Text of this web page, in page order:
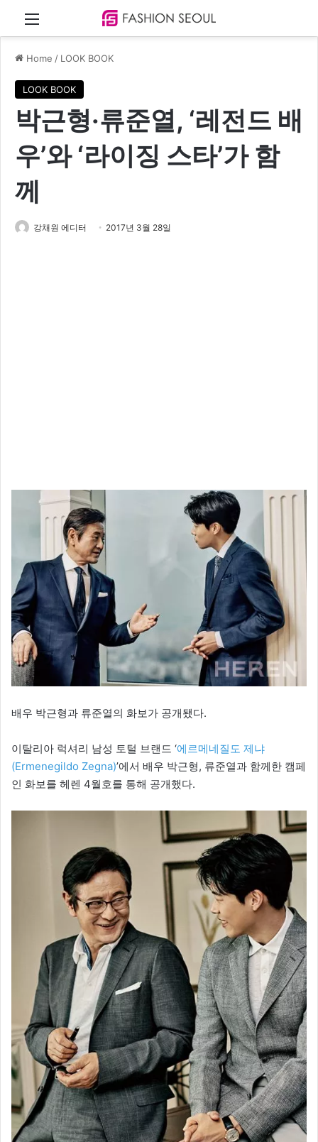
Home / LOOK BOOK
LOOK BOOK
박근형‧류준열, ‘레전드 배
우’와 ‘라이징 스타’가 함
께
강채원 에디터 2017년 3월 28일
배우 박근형과 류준열의 화보가 공개됐다.
이탈리아 럭셔리 남성 토털 브랜드 ‘에르메네질도 제냐
(Ermenegildo Zegna)’에서 배우 박근형, 류준열과 함께한 캠페
인 화보를 헤렌 4월호를 통해 공개했다.